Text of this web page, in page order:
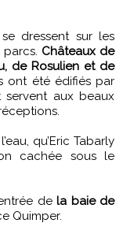
dressent sur les
Châteaux de
de Rosulien et de
ont été édifiés par
servent aux beaux
qu’Eric Tabarly
cachée sous le
dela baie de
Quimper.